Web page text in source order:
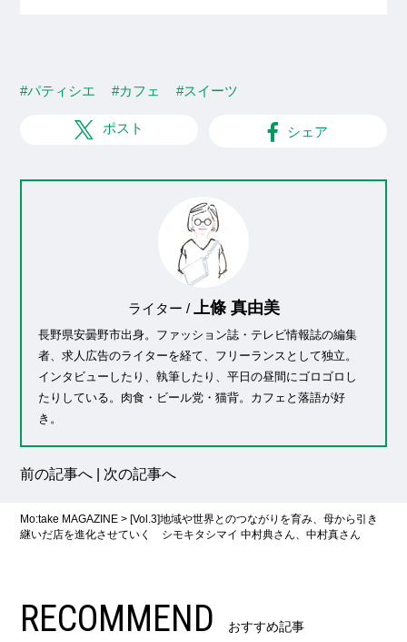
#パティシエ #カフェ #スイーツ
ポスト シェア
ライター / 上條 真由美
長野県安曇野市出身。ファッション誌・テレビ情報誌の編集
者、求人広告のライターを経て、フリーランスとして独立。
インタビューしたり、執筆したり、平日の昼間にゴロゴロし
たりしている。肉食・ビール党・猫背。カフェと落語が好
き。
前の記事へ 次の記事へ
Mo:take MAGAZINE > [Vol.3]地域や世界とのつながりを育み、母から引き
継いだ店を進化させていく シモキタシマイ 中村典さん、中村真さん
RECOMMEND おすすめ記事